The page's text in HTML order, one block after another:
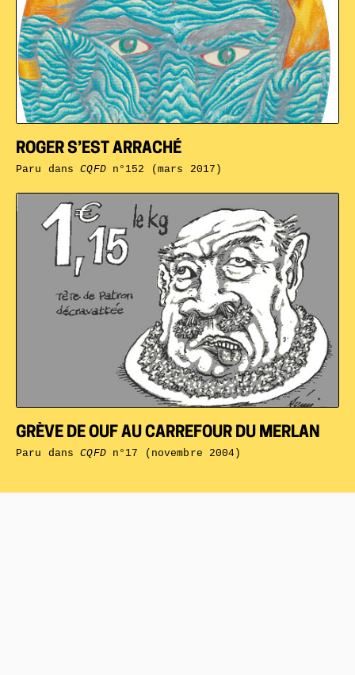
GRÈVE DE OUF AU CARREFOUR DU MERLAN
Paru dansCQFDn°17 (novembre 2004)
ROGER S’EST ARRACHÉ
Paru dansCQFDn°152 (mars 2017)